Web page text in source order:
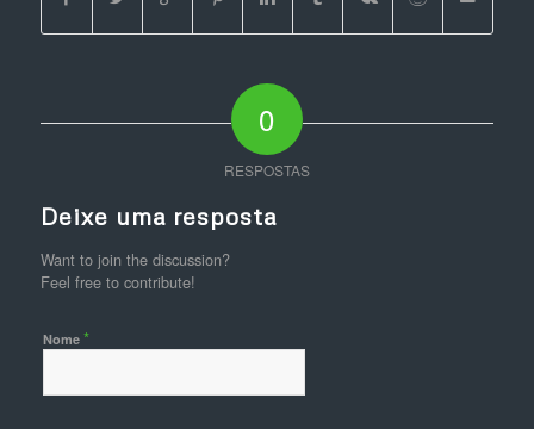
0
RESPOSTAS
Deixe uma resposta
Want to join the discussion?
Feel free to contribute!
Nome *